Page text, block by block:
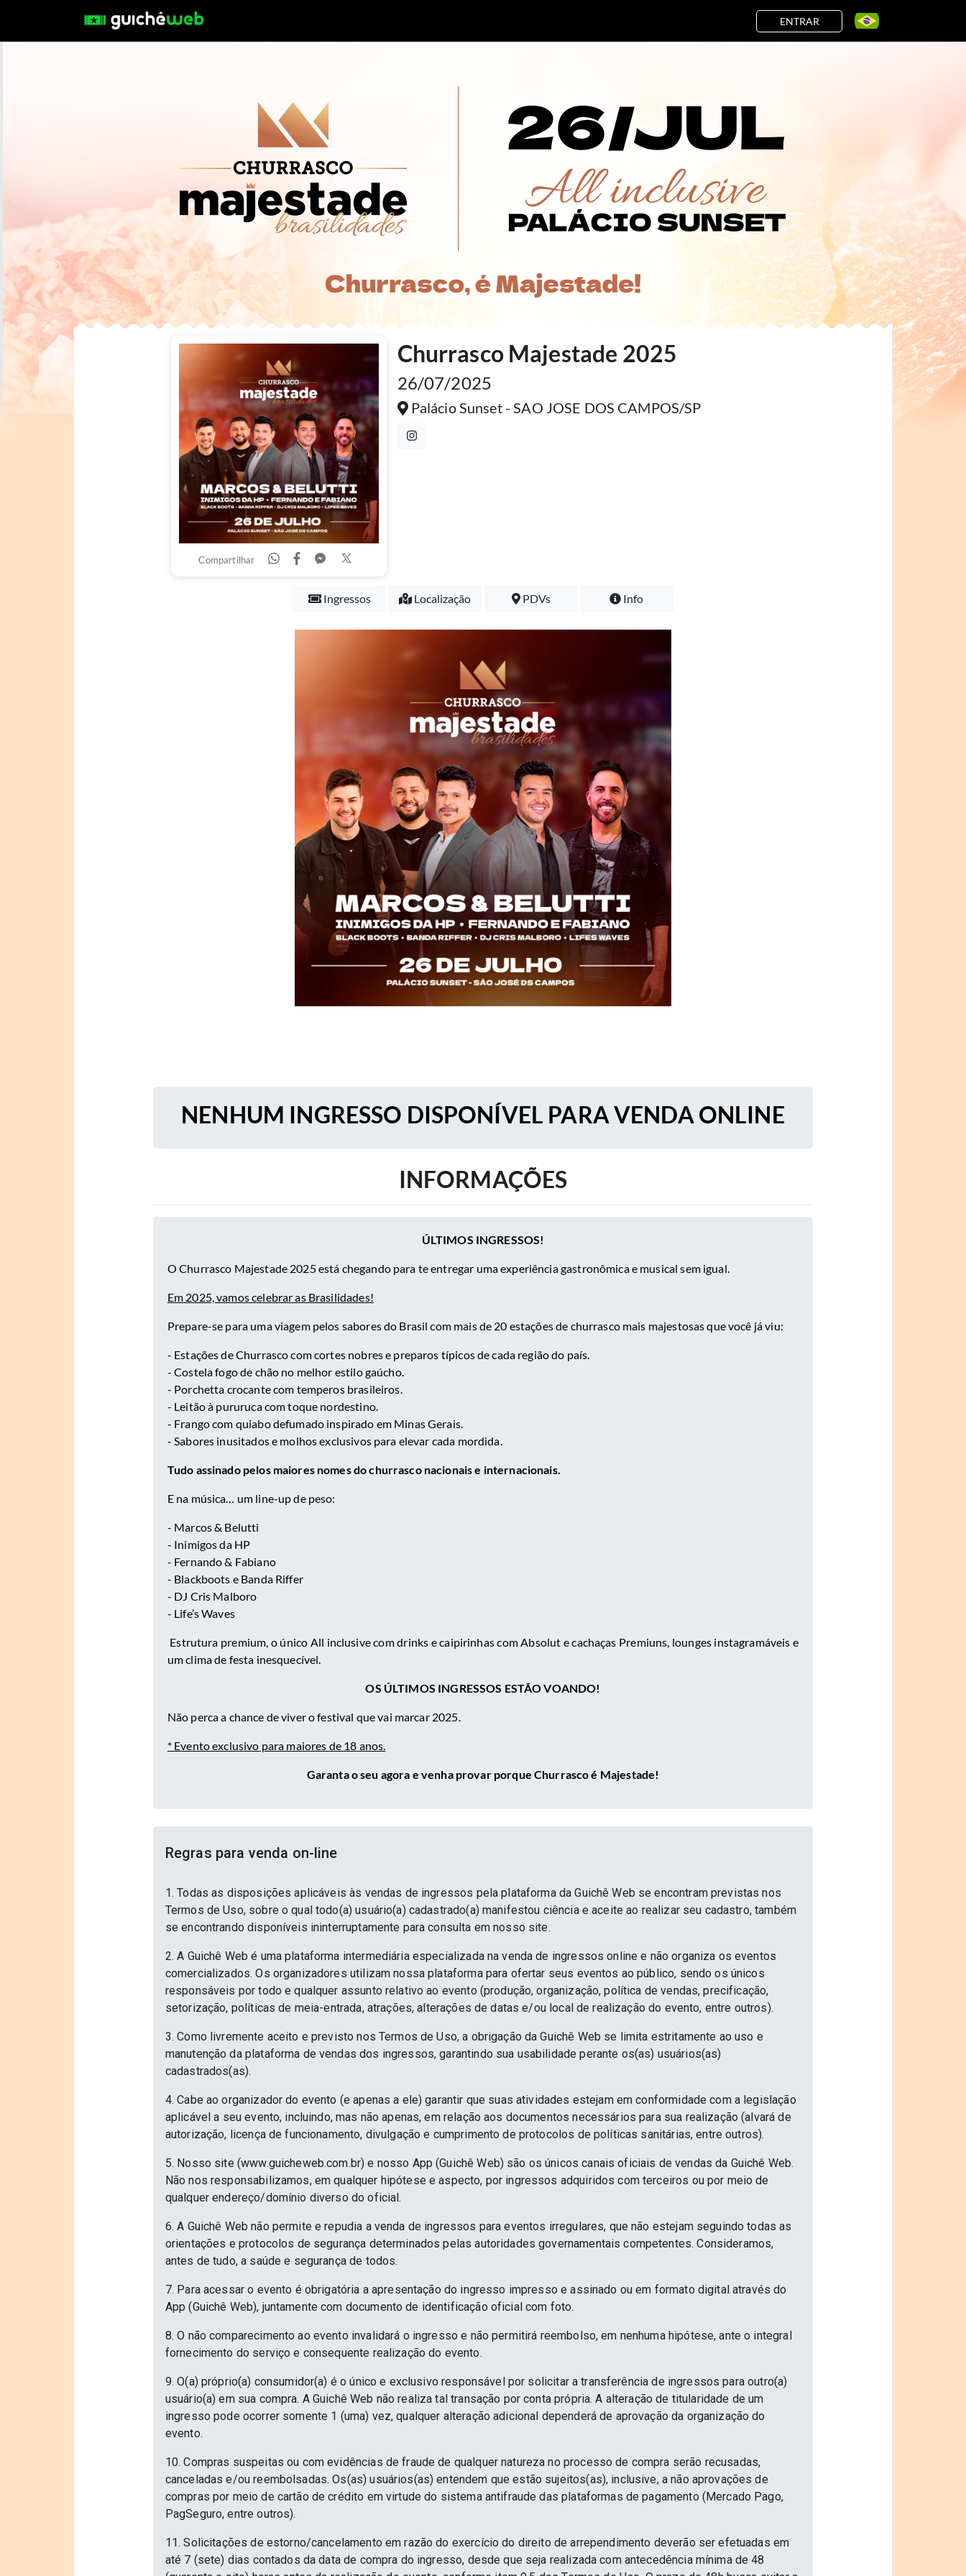
ENTRAR
Compartilhar
Churrasco Majestade 2025
26/07/2025
Palácio Sunset - SAO JOSE DOS CAMPOS/SP
Ingressos Localização PDVs Info
NENHUM INGRESSO DISPONÍVEL PARA VENDA ONLINE
INFORMAÇÕES
ÚLTIMOS INGRESSOS!
O Churrasco Majestade 2025 está chegando para te entregar uma experiência gastronômica e musical sem igual.
Em 2025, vamos celebrar as Brasilidades!
Prepare-se para uma viagem pelos sabores do Brasil com mais de 20 estações de churrasco mais majestosas que você já viu:
- Estações de Churrasco com cortes nobres e preparos típicos de cada região do país.
- Costela fogo de chão no melhor estilo gaúcho.
- Porchetta crocante com temperos brasileiros.
- Leitão à pururuca com toque nordestino.
- Frango com quiabo defumado inspirado em Minas Gerais.
- Sabores inusitados e molhos exclusivos para elevar cada mordida.
Tudo assinado pelos maiores nomes do churrasco nacionais e internacionais.
E na música… um line-up de peso:
- Marcos & Belutti
- Inimigos da HP
- Fernando & Fabiano
- Blackboots e Banda Riffer
- DJ Cris Malboro
- Life’s Waves
Estrutura premium, o único All inclusive com drinks e caipirinhas com Absolut e cachaças Premiuns, lounges instagramáveis e
um clima de festa inesquecível.
OS ÚLTIMOS INGRESSOS ESTÃO VOANDO!
Não perca a chance de viver o festival que vai marcar 2025.
* Evento exclusivo para maiores de 18 anos.
Garanta o seu agora e venha provar porque Churrasco é Majestade!
Regras para venda on-line
1. Todas as disposições aplicáveis às vendas de ingressos pela plataforma da Guichê Web se encontram previstas nos
Termos de Uso, sobre o qual todo(a) usuário(a) cadastrado(a) manifestou ciência e aceite ao realizar seu cadastro, também
se encontrando disponíveis ininterruptamente para consulta em nosso site.
2. A Guichê Web é uma plataforma intermediária especializada na venda de ingressos online e não organiza os eventos
comercializados. Os organizadores utilizam nossa plataforma para ofertar seus eventos ao público, sendo os únicos
responsáveis por todo e qualquer assunto relativo ao evento (produção, organização, política de vendas, precificação,
setorização, políticas de meia-entrada, atrações, alterações de datas e/ou local de realização do evento, entre outros).
3. Como livremente aceito e previsto nos Termos de Uso, a obrigação da Guichê Web se limita estritamente ao uso e
manutenção da plataforma de vendas dos ingressos, garantindo sua usabilidade perante os(as) usuários(as)
cadastrados(as).
4. Cabe ao organizador do evento (e apenas a ele) garantir que suas atividades estejam em conformidade com a legislação
aplicável a seu evento, incluindo, mas não apenas, em relação aos documentos necessários para sua realização (alvará de
autorização, licença de funcionamento, divulgação e cumprimento de protocolos de políticas sanitárias, entre outros).
5. Nosso site (www.guicheweb.com.br) e nosso App (Guichê Web) são os únicos canais oficiais de vendas da Guichê Web.
Não nos responsabilizamos, em qualquer hipótese e aspecto, por ingressos adquiridos com terceiros ou por meio de
qualquer endereço/domínio diverso do oficial.
6. A Guichê Web não permite e repudia a venda de ingressos para eventos irregulares, que não estejam seguindo todas as
orientações e protocolos de segurança determinados pelas autoridades governamentais competentes. Consideramos,
antes de tudo, a saúde e segurança de todos.
7. Para acessar o evento é obrigatória a apresentação do ingresso impresso e assinado ou em formato digital através do
App (Guichê Web), juntamente com documento de identificação oficial com foto.
8. O não comparecimento ao evento invalidará o ingresso e não permitirá reembolso, em nenhuma hipótese, ante o integral
fornecimento do serviço e consequente realização do evento.
9. O(a) próprio(a) consumidor(a) é o único e exclusivo responsável por solicitar a transferência de ingressos para outro(a)
usuário(a) em sua compra. A Guichê Web não realiza tal transação por conta própria. A alteração de titularidade de um
ingresso pode ocorrer somente 1 (uma) vez, qualquer alteração adicional dependerá de aprovação da organização do
evento.
10. Compras suspeitas ou com evidências de fraude de qualquer natureza no processo de compra serão recusadas,
canceladas e/ou reembolsadas. Os(as) usuários(as) entendem que estão sujeitos(as), inclusive, a não aprovações de
compras por meio de cartão de crédito em virtude do sistema antifraude das plataformas de pagamento (Mercado Pago,
PagSeguro, entre outros).
11. Solicitações de estorno/cancelamento em razão do exercício do direito de arrependimento deverão ser efetuadas em
até 7 (sete) dias contados da data de compra do ingresso, desde que seja realizada com antecedência mínima de 48